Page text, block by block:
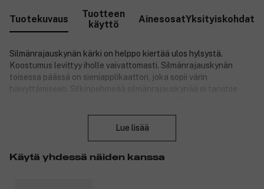
Tuotekuvaus
Tuotteen
käyttö
AinesosatYksityiskohdat
Silmänrajauskynän kärki on helppo kiertää ulos hylsystä.
Koostumus levittyy iholle vaivattomasti. Silmänrajauskynän
toisessa päässä on sieniapplikaattori, joka sopii värin
häivyttämiseen. Silkinpehmeää silmänrajauskynää ei tarvitse
3121801
Lue lisää
Käytä yhdessä näiden kanssa